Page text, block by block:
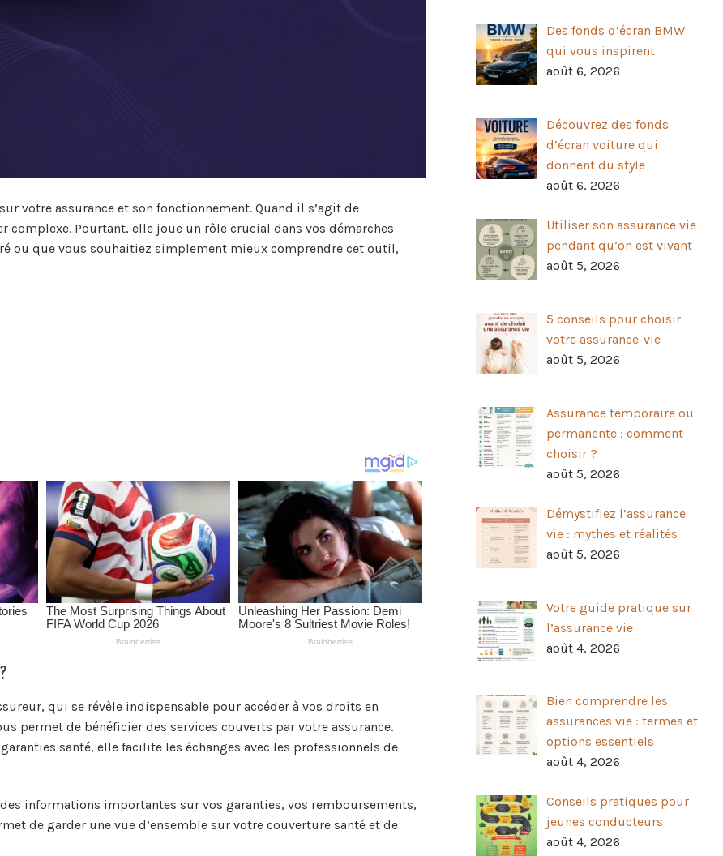
votre assurance et son fonctionnement. Quand il s’agit de
complexe. Pourtant, elle joue un rôle crucial dans vos démarches
ou que vous souhaitiez simplement mieux comprendre cet outil,
qui se révèle indispensable pour accéder à vos droits en
permet de bénéficier des services couverts par votre assurance.
santé, elle facilite les échanges avec les professionnels de
informations importantes sur vos garanties, vos remboursements,
de garder une vue d’ensemble sur votre couverture santé et de
Des fonds d’écran BMW
qui vous inspirent
août 6, 2026
Découvrez des fonds
d’écran voiture qui
donnent du style
août 6, 2026
Utiliser son assurance vie
pendant qu’on est vivant
août 5, 2026
5 conseils pour choisir
votre assurance-vie
août 5, 2026
Assurance temporaire ou
permanente : comment
choisir ?
août 5, 2026
Démystifiez l’assurance
vie : mythes et réalités
août 5, 2026
Votre guide pratique sur
l’assurance vie
août 4, 2026
Bien comprendre les
assurances vie : termes et
options essentiels
août 4, 2026
Conseils pratiques pour
jeunes conducteurs
août 4, 2026